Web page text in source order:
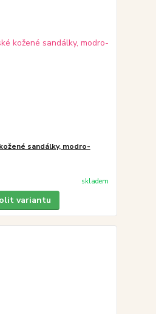
sandálky, modro-
skladem
variantu